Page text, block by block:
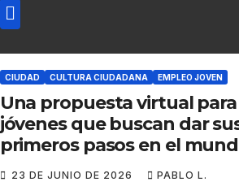
CIUDAD CULTURA CIUDADANA EMPLEO JOVEN
Una propuesta virtual para
jóvenes que buscan dar
primeros pasos en el
laboral
23 DE JUNIO DE 2026 PABLO L.